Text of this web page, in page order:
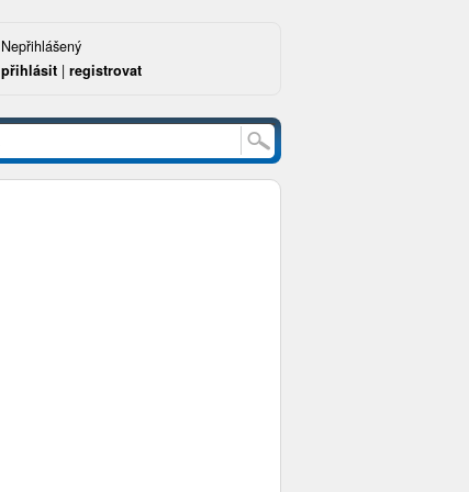
Nepřihlášený
přihlásit | registrovat